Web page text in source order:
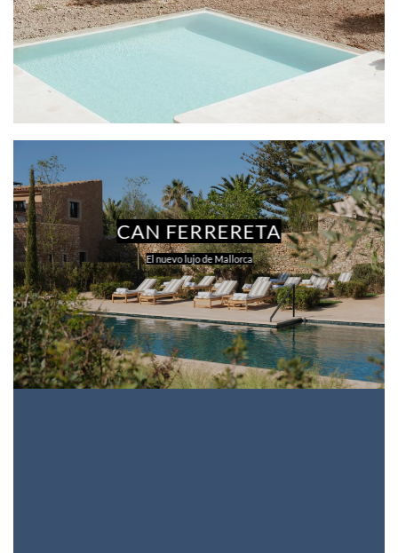
CAN FERRERETA
El nuevo lujo de Mallorca